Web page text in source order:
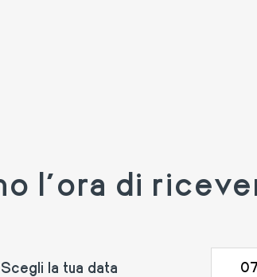
l’ora di
Scegli la tua data